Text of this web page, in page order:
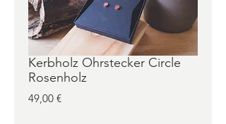
Kerbholz Ohrstecker Circle
Rosenholz
49,00 €Preis